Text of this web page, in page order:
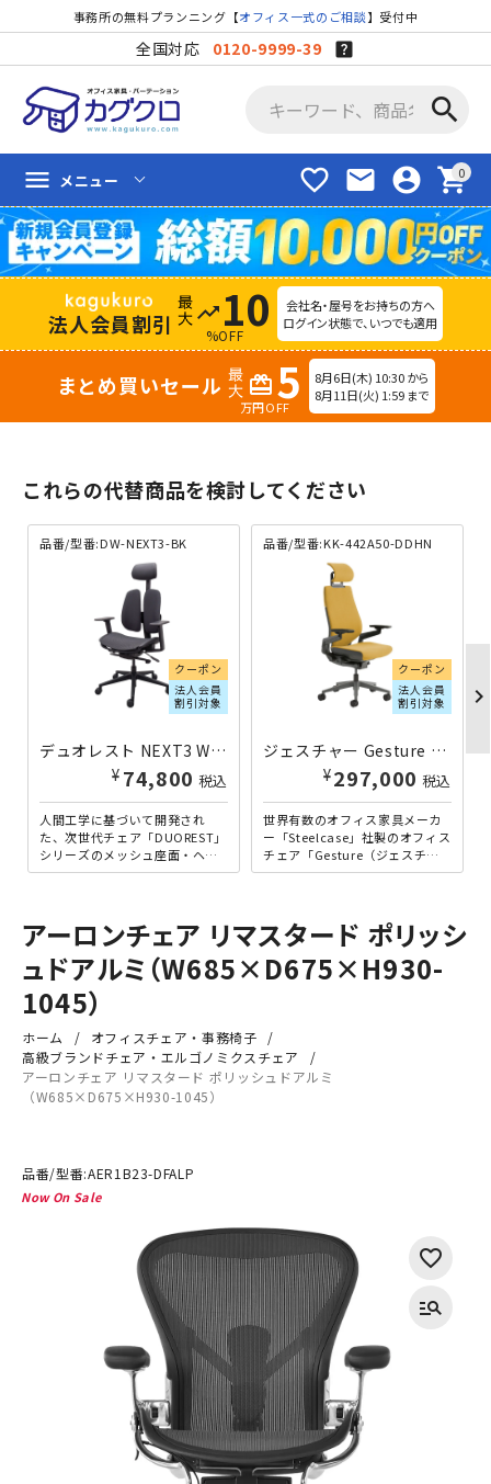
事務所の無料プランニング【オフィス一式のご相談】受付中
全国対応 0120-9999-39
search
favorite_border mail account_circle shopping_cart
menu メニュー
法人会員割引 trending_up 10
%OFF
会社名・屋号をお持ちの方へ
ログイン状態で、いつでも適用
まとめ買いセール redeem 5
万円OFF
8月6日(木) 10:30 から
8月11日(火) 1:59 まで
これらの代替商品を検討してください
品番/型番:DW-NEXT3-BK
クーポン
法人会員
割引対象
デュオレスト NEXT3 W690×D670-840×H1140-1355 ブラック
¥ 74,800 税込
人間工学に基づいて開発され
た、次世代チェア「DUOREST」
シリーズのメッシュ座面・ヘッ
ドレスト付きタイプ。当シリー
品番/型番:KK-442A50-DDHN
クーポン
法人会員
割引対象
ジェスチャー Gesture W569×D534×H1194-1448 イエロー
¥297,000 税込
世界有数のオフィス家具メーカ
ー「Steelcase」社製のオフィス
チェア「Gesture（ジェスチャ
ー）」です。現代の多様な作業
chevron_right
アーロンチェア リマスタード ポリッシ
ュドアルミ（W685×D675×H930-
1045）
ホーム
オフィスチェア・事務椅子
高級ブランドチェア・エルゴノミクスチェア
アーロンチェア リマスタード ポリッシュドアルミ
（W685×D675×H930-1045）
品番/型番:AER1B23-DFALP